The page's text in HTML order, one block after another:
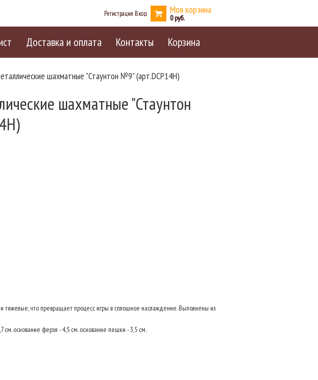
Регистрация Вход Моя корзина
0
Доставка и оплата Контакты Корзина
шахматные "Стаунтон №9" (арт.DCP14H)
шахматные "Стаунтон
что превращает процесс игры в сплошное наслаждение. Выполнены из
см. основание ферзя - 4,5 см. основание пешки - 3,5 см.